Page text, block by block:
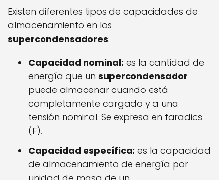
Existen diferentes tipos de capacidades de
almacenamiento en los
supercondensadores:
Capacidad nominal: es la cantidad de
energía que un supercondensador
puede almacenar cuando está
completamente cargado y a una
tensión nominal. Se expresa en faradios
(F).
Capacidad específica: es la capacidad
de almacenamiento de energía por